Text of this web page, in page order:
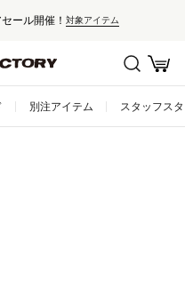
ール開催！ 対象アイテム
別注アイテム スタッフス